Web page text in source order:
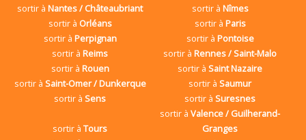
sortir àNantes / Châteaubriant sortir à Nîmes
sortir à Orléans sortir à Paris
sortir à Perpignan sortir à Pontoise
sortir àReims sortir àRennes / Saint-Malo
sortir à Rouen sortir àSaint Nazaire
sortir à Saint-Omer / Dunkerque sortir àSaumur
sortir àSens sortir àSuresnes
sortir àTours
sortir àValence / Guilherand-
Granges